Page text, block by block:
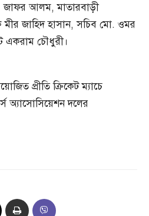
জাফর আলম, মাতারবাড়ী
মীর জাহিদ হাসান, সচিব মো. ওমর
একরাম চৌধুরী।
প্রীতি ক্রিকেট ম্যাচে
অ্যাসোসিয়েশন দলের